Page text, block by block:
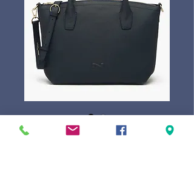
Nathan-Baume Tiny